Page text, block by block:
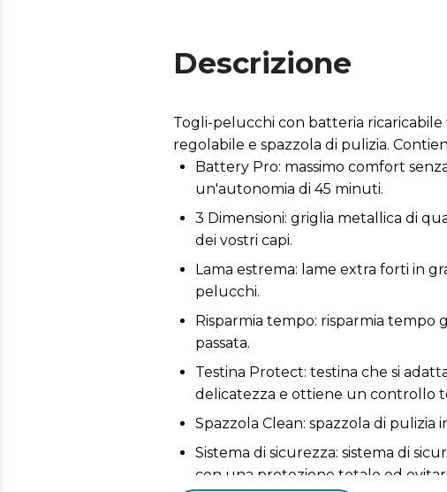
Descrizione
Togli-pelucchi con batteria
regolabile e spazzola di pulizia.
Battery Pro: massimo comfort
un'autonomia di 45 minuti.
3 Dimensioni: griglia metallica di
dei vostri capi.
Lama estrema: lame extra forti in
pelucchi.
Risparmia tempo: risparmia tempo
passata.
Testina Protect: testina che si
delicatezza e ottiene un controllo
Spazzola Clean: spazzola di
Sistema di sicurezza: sistema di
con una protezione totale ed